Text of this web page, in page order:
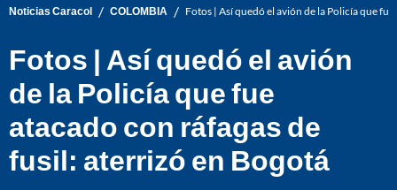
Noticias Caracol / COLOMBIA / Fotos | Así quedó el avión de la Policía que
Fotos | Así quedó el avión
de la Policía que fue
atacado con ráfagas de
fusil: aterrizó en Bogotá